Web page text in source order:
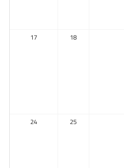
17 18
24 25